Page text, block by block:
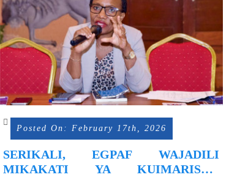
Posted On: February 17th, 2026
SERIKALI, EGPAF WAJADILI
MIKAKATI YA KUIMARISHA